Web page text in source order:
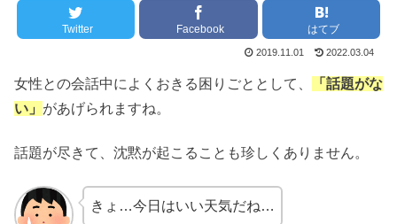
Twitter Facebook はてブ
2019.11.01 2022.03.04
女性との会話中によくおきる困りごととして、
「話題がな
い」 があげられますね。
話題が尽きて、沈黙が起こることも珍しくありません。
きょ…今日はいい天気だね…